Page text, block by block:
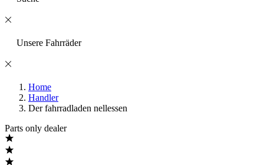
Unsere Fahrräder
Home
Handler
Der fahrradladen nellessen
Parts only dealer